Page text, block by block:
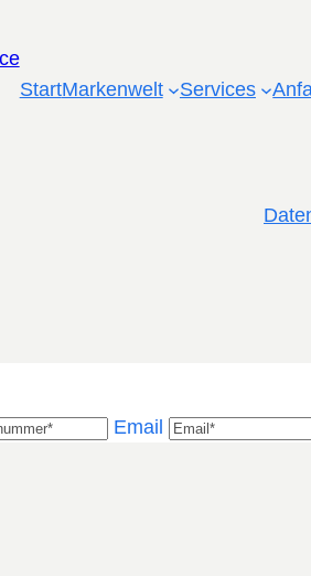
StartMarkenwelt Services
Email